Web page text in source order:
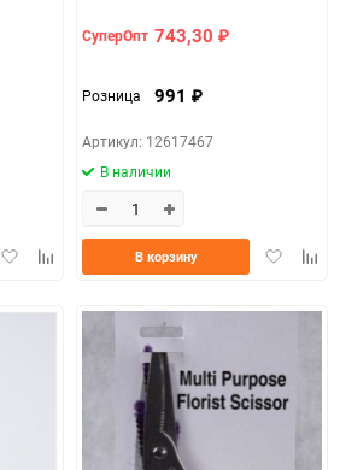
ДобавитьДобавить
СуперОпт 743,30 ₽
Розница 991 ₽
Артикул: 12617467
В наличии
Добавить
В корзину